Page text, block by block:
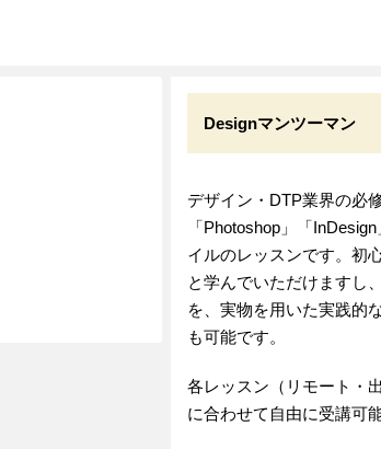
Designマンツーマン
デザイン・DTP業界の必
「Photoshop」「
イルのレッスンです。初
と学んでいただけますし
を、実物を用いた実践的
も可能です。
各レッスン（リモート・
に合わせて自由に受講可能